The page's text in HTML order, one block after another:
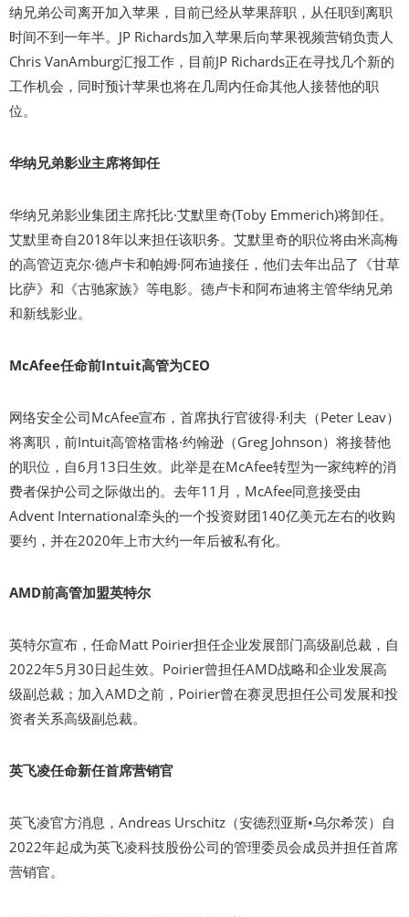
纳兄弟公司离开加入苹果，目前已经从苹果辞职，从任职到离职
时间不到一年半。JP Richards加入苹果后向苹果视频营销负责人
Chris VanAmburg汇报工作，目前JP Richards正在寻找几个新的
工作机会，同时预计苹果也将在几周内任命其他人接替他的职
位。
华纳兄弟影业主席将卸任
华纳兄弟影业集团主席托比·艾默里奇(Toby Emmerich)将卸任。
艾默里奇自2018年以来担任该职务。艾默里奇的职位将由米高梅
的高管迈克尔·德卢卡和帕姆·阿布迪接任，他们去年出品了《甘草
比萨》和《古驰家族》等电影。德卢卡和阿布迪将主管华纳兄弟
和新线影业。
McAfee任命前Intuit高管为CEO
网络安全公司McAfee宣布，首席执行官彼得·利夫（Peter Leav）
将离职，前Intuit高管格雷格·约翰逊（Greg Johnson）将接替他
的职位，自6月13日生效。此举是在McAfee转型为一家纯粹的消
费者保护公司之际做出的。去年11月，McAfee同意接受由
Advent International牵头的一个投资财团140亿美元左右的收购
要约，并在2020年上市大约一年后被私有化。
AMD前高管加盟英特尔
英特尔宣布，任命Matt Poirier担任企业发展部门高级副总裁，自
2022年5月30日起生效。Poirier曾担任AMD战略和企业发展高
级副总裁；加入AMD之前，Poirier曾在赛灵思担任公司发展和投
资者关系高级副总裁。
英飞凌任命新任首席营销官
英飞凌官方消息，Andreas Urschitz（安德烈亚斯•乌尔希茨）自
2022年起成为英飞凌科技股份公司的管理委员会成员并担任首席
营销官。